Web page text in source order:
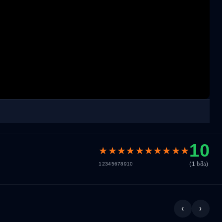
★★★★★★★★★★
1 2345678910
10
(1 ხმა)
‹ ›